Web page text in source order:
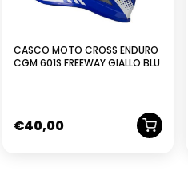
CASCO MOTO CROSS ENDURO
CGM 601S FREEWAY GIALLO BLU
€40,00